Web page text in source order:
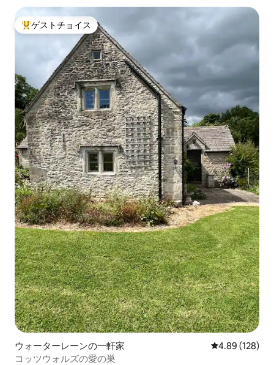
大好評のゲストチョイスです。
ゲストチョイス
ウォーターレーンの一軒家 レビュー128
4.89 (128)
コッツウォルズの愛の巣